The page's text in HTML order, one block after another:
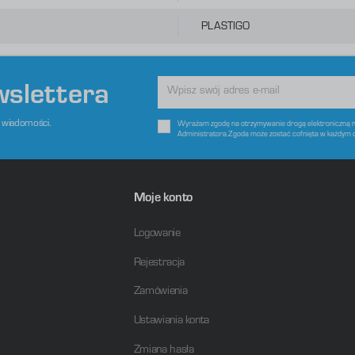
PLASTIGO
Wyrażam zgodę na otrzymywanie drogą elektroniczną
Administratora.Zgoda może zostać cofnięta w każdym
Moje konto
Logowanie
Rejestracja
Zamówienia
Ustawiania konta
Zmiana hasła
w charakterze pośredników prezentujących nasze treści w postaci wiadomości, ofert, komunikatów